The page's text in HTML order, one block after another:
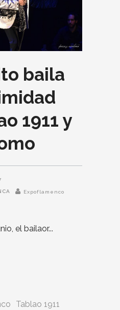
baila
1911 y
Expoflamenco
el bailaor
Tablao 1911